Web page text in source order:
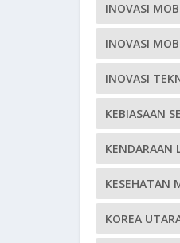
INOVASI
INOVASI
INOVASI
KEBIASAAN
KENDARAAN
KESEHATAN
KOREA